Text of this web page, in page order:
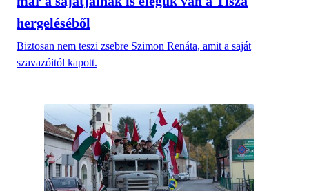
hergeléséből
Biztosan nem teszi zsebre Szimon Renáta, amit a saját
szavazóitól kapott.